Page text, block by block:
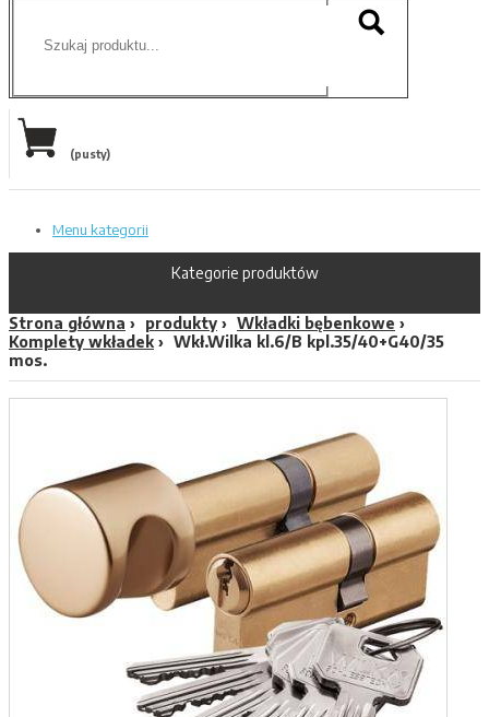
(pusty)
Menu kategorii
Kategorie produktów
Strona główna produkty
Wkładki bębenkowe
Komplety wkładek
Wkł.Wilka kl.6/B kpl.35/40+G40/35
mos.